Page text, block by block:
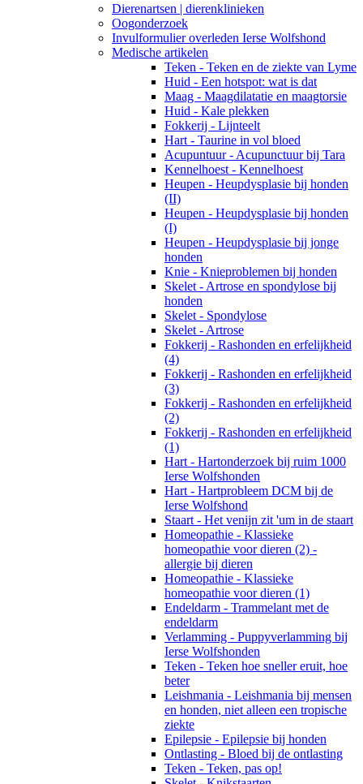
Dierenartsen | dierenklinieken
Oogonderzoek
Invulformulier overleden Ierse Wolfshond
Medische artikelen
Teken - Teken en de ziekte van Lyme
Huid - Een hotspot: wat is dat
Maag - Maagdilatatie en maagtorsie
Huid - Kale plekken
Fokkerij - Lijnteelt
Hart - Taurine in vol bloed
Acupuntuur - Acupunctuur bij Tara
Kennelhoest - Kennelhoest
Heupen - Heupdysplasie bij honden
(II)
Heupen - Heupdysplasie bij honden
(I)
Heupen - Heupdysplasie bij jonge
honden
Knie - Knieproblemen bij honden
Skelet - Artrose en spondylose bij
honden
Skelet - Spondylose
Skelet - Artrose
Fokkerij - Rashonden en erfelijkheid
(4)
Fokkerij - Rashonden en erfelijkheid
(3)
Fokkerij - Rashonden en erfelijkheid
(2)
Fokkerij - Rashonden en erfelijkheid
(1)
Hart - Hartonderzoek bij ruim 1000
Ierse Wolfshonden
Hart - Hartprobleem DCM bij de
Ierse Wolfshond
Staart - Het venijn zit 'um in de staart
Homeopathie - Klassieke
homeopathie voor dieren (2) -
allergie bij dieren
Homeopathie - Klassieke
homeopathie voor dieren (1)
Endeldarm - Trammelant met de
endeldarm
Verlamming - Puppyverlamming bij
Ierse Wolfshonden
Teken - Teken hoe sneller eruit, hoe
beter
Leishmania - Leishmania bij mensen
en honden, niet alleen een tropische
ziekte
Epilepsie - Epilepsie bij honden
Ontlasting - Bloed bij de ontlasting
Teken - Teken, pas op!